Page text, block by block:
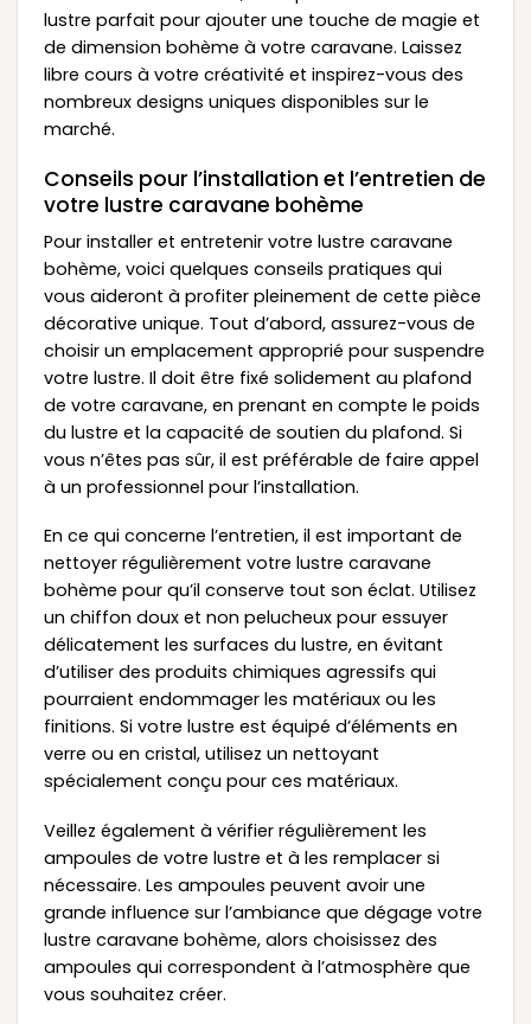
lustre parfait pour ajouter une touche de magie et
de dimension bohème à votre caravane. Laissez
libre cours à votre créativité et inspirez-vous des
nombreux designs uniques disponibles sur le
marché.
Conseils pour l’installation et l’entretien de
votre lustre caravane bohème
Pour installer et entretenir votre lustre caravane
bohème, voici quelques conseils pratiques qui
vous aideront à profiter pleinement de cette pièce
décorative unique. Tout d’abord, assurez-vous de
choisir un emplacement approprié pour suspendre
votre lustre. Il doit être fixé solidement au plafond
de votre caravane, en prenant en compte le poids
du lustre et la capacité de soutien du plafond. Si
vous n’êtes pas sûr, il est préférable de faire appel
à un professionnel pour l’installation.
En ce qui concerne l’entretien, il est important de
nettoyer régulièrement votre lustre caravane
bohème pour qu’il conserve tout son éclat. Utilisez
un chiffon doux et non pelucheux pour essuyer
délicatement les surfaces du lustre, en évitant
d’utiliser des produits chimiques agressifs qui
pourraient endommager les matériaux ou les
finitions. Si votre lustre est équipé d’éléments en
verre ou en cristal, utilisez un nettoyant
spécialement conçu pour ces matériaux.
Veillez également à vérifier régulièrement les
ampoules de votre lustre et à les remplacer si
nécessaire. Les ampoules peuvent avoir une
grande influence sur l’ambiance que dégage votre
lustre caravane bohème, alors choisissez des
ampoules qui correspondent à l’atmosphère que
vous souhaitez créer.